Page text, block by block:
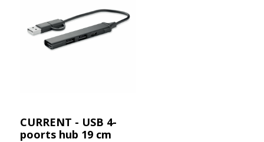
CURRENT - USB 4-
poorts hub 19 cm